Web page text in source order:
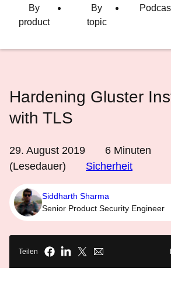
By
product
By
topic
Hardening Gluster
with TLS
29. August 2019 6 Minuten
(Lesedauer)
Sicherheit
Siddharth Sharma
Senior Product Security Engineer
Teilen